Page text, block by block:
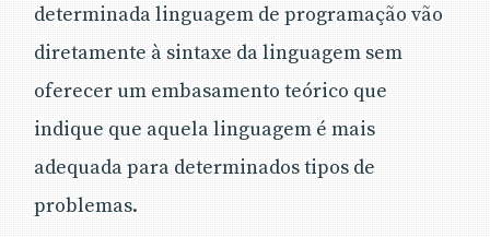
determinada linguagem de programação vão
diretamente à sintaxe da linguagem sem
oferecer um embasamento teórico que
indique que aquela linguagem é mais
adequada para determinados tipos de
problemas.